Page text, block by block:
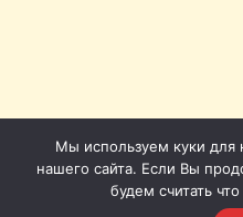
Мы используем куки для
нашего сайта. Если Вы
будем считать